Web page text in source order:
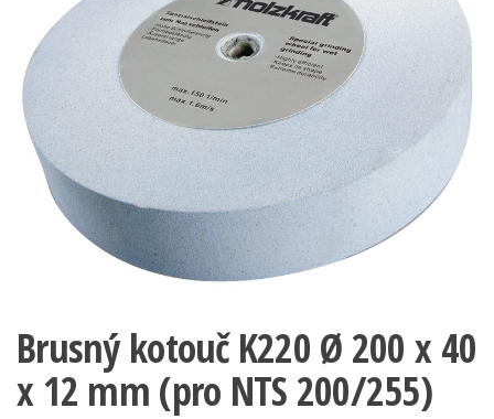
Brusný kotouč K220 Ø 200 x 40
x 12 mm (pro NTS 200/255)